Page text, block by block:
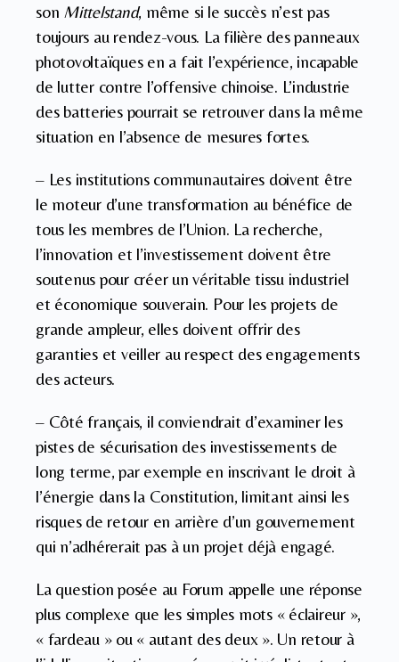
son Mittelstand, même si le succès n’est pas
toujours au rendez-vous. La filière des panneaux
photovoltaïques en a fait l’expérience, incapable
de lutter contre l’offensive chinoise. L’industrie
des batteries pourrait se retrouver dans la même
situation en l’absence de mesures fortes.
– Les institutions communautaires doivent être
le moteur d’une transformation au bénéfice de
tous les membres de l’Union. La recherche,
l’innovation et l’investissement doivent être
soutenus pour créer un véritable tissu industriel
et économique souverain. Pour les projets de
grande ampleur, elles doivent offrir des
garanties et veiller au respect des engagements
des acteurs.
– Côté français, il conviendrait d’examiner les
pistes de sécurisation des investissements de
long terme, par exemple en inscrivant le droit à
l’énergie dans la Constitution, limitant ainsi les
risques de retour en arrière d’un gouvernement
qui n’adhérerait pas à un projet déjà engagé.
La question posée au Forum appelle une réponse
plus complexe que les simples mots « éclaireur »,
« fardeau » ou « autant des deux ». Un retour à